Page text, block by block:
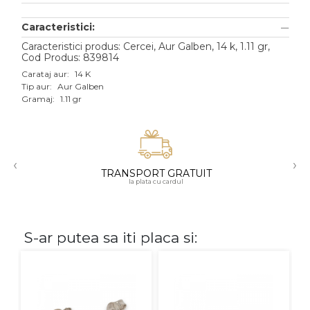
Aur alb
Aur roz
Aur mixt
18K
Caracteristici:
Caracteristici produs: Cercei, Aur Galben, 14 k, 1.11 gr,
Cod Produs: 839814
Carataj aur: 14 K
Tip aur: Aur Galben
Gramaj: 1.11 gr
‹ TRANSPORT GRATUIT
la plata cu cardul
›
S-ar putea sa iti placa si: